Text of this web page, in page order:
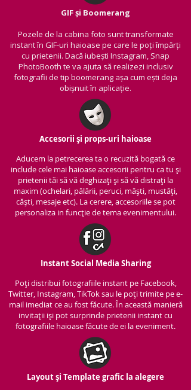
GIF și Boomerang
Pozele de la cabina foto sunt transformate
instant în GIF-uri haioase pe care le poți împărți
cu prietenii. Dacă iubești Instagram, Snap
PhotoBooth te va ajuta să realizezi inclusiv
fotografii de tip boomerang așa cum ești deja
obișnuit în aplicație.
Accesorii și props-uri haioase
Aducem la petrecerea ta o recuzită bogată ce
include cele mai haioase accesorii pentru ca tu și
prietenii tăi să vă deghizați și să vă distrați la
maxim (ochelari, pălării, peruci, măști, mustăți,
căști, mesaje etc). La cerere, accesoriile se pot
personaliza in funcție de tema evenimentului.
Instant Social Media Sharing
Poți distribui fotografiile instant pe Facebook,
Twitter, Instagram, TikTok sau le poți trimite pe e-
mail imediat ce au fost făcute. În această manieră
invitații iși pot surprinde prietenii instant cu
fotografiile haioase făcute de ei la eveniment.
Layout și Template grafic la alegere